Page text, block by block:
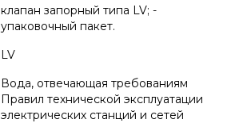
клапан запорный типа LV; -
упаковочный пакет.
LV
Вода, отвечающая требованиям
Правил технической эксплуатации
электрических станций и сетей